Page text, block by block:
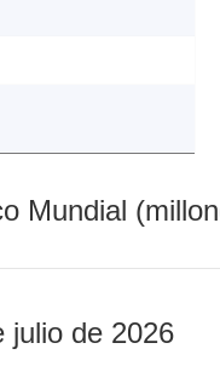
Mundial
julio de 2026